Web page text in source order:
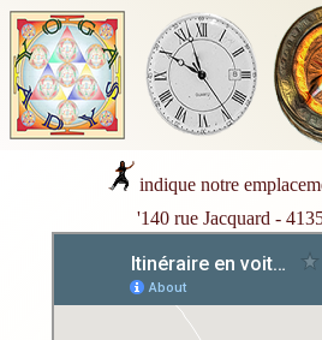
indique notre
'140 rue Jacquard -